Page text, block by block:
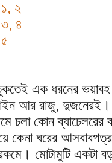
১, ২
৩, ৪
এক ধরনের
আর রাজু, দুজনেরই।
চলা কোন ব্যাচেলরের
কেনা ঘরের
মোটামুটি একটা